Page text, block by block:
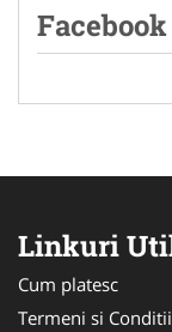
Facebook
Linkuri
Cum platesc
Termeni si Conditii